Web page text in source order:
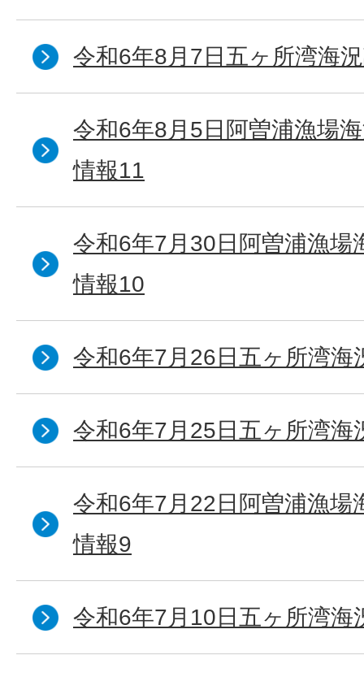
令和6年8月7日五ヶ所湾海
令和6年8月5日阿曽浦漁場
情報11
令和6年7月30日阿曽浦漁場
情報10
令和6年7月26日五ヶ所湾海
令和6年7月25日五ヶ所湾海
令和6年7月22日阿曽浦漁場
情報9
令和6年7月10日五ヶ所湾海